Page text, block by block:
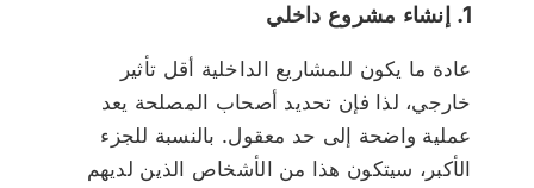
1. إنشاء مشروع داخلي
عادة ما يكون للمشاريع الداخلية أقل تأثير
خارجي، لذا فإن تحديد أصحاب المصلحة يعد
عملية واضحة إلى حد معقول. بالنسبة للجزء
الأكبر، سيتكون هذا من الأشخاص الذين لديهم